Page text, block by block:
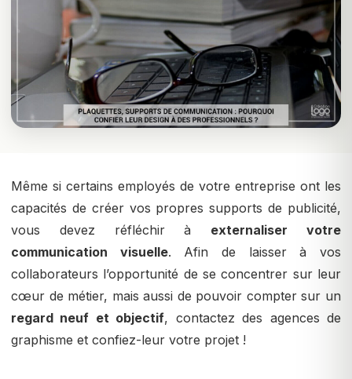
Même si certains employés de votre entreprise ont les
capacités de créer vos propres supports de publicité,
vous devez réfléchir à externaliser votre
communication visuelle. Afin de laisser à vos
collaborateurs l’opportunité de se concentrer sur leur
cœur de métier, mais aussi de pouvoir compter sur un
regard neuf et objectif, contactez des agences de
graphisme et confiez-leur votre projet !